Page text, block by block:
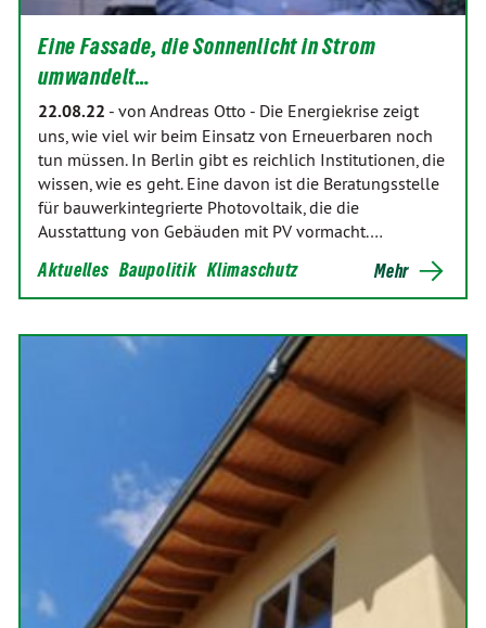
Eine Fassade, die Sonnenlicht in Strom
umwandelt…
22.08.22 - von Andreas Otto - Die Energiekrise zeigt
uns, wie viel wir beim Einsatz von Erneuerbaren noch
tun müssen. In Berlin gibt es reichlich Institutionen, die
wissen, wie es geht. Eine davon ist die Beratungsstelle
für bauwerkintegrierte Photovoltaik, die die
Ausstattung von Gebäuden mit PV vormacht.…
Aktuelles Baupolitik Klimaschutz Mehr